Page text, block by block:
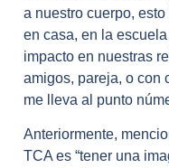
a nuestro cuerpo,
en casa, en la
impacto en nuestras
amigos, pareja, o con
me lleva al punto
Anteriormente,
TCA es “tener una